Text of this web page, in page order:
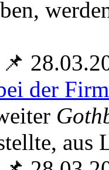
📌
der
aus